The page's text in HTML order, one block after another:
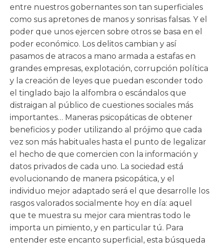
entre nuestros gobernantes son tan superficiales
como sus apretones de manos y sonrisas falsas. Y el
poder que unos ejercen sobre otros se basa en el
poder económico. Los delitos cambian y así
pasamos de atracos a mano armada a estafas en
grandes empresas, explotación, corrupción política
y la creación de leyes que puedan esconder todo
el tinglado bajo la alfombra o escándalos que
distraigan al público de cuestiones sociales más
importantes… Maneras psicopáticas de obtener
beneficios y poder utilizando al prójimo que cada
vez son más habituales hasta el punto de legalizar
el hecho de que comercien con la información y
datos privados de cada uno. La sociedad está
evolucionando de manera psicopática, y el
individuo mejor adaptado será el que desarrolle los
rasgos valorados socialmente hoy en día: aquel
que te muestra su mejor cara mientras todo le
importa un pimiento, y en particular tú. Para
entender este encanto superficial, esta búsqueda